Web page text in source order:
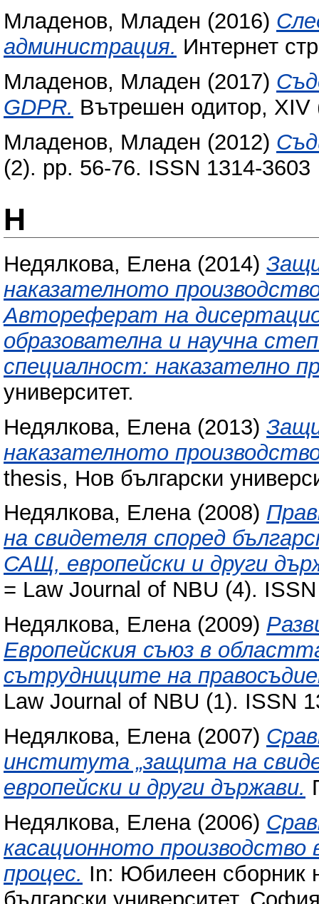
Младенов, Младен (2016)
администрация. Интернет
Младенов, Младен (2017)
GDPR. Вътрешен одитор, XIV
Младенов, Младен (2012)
(2). pp. 56-76. ISSN 1314-3603
Н
Недялкова, Елена(2014)
наказателното
Автореферат на
образователна и научна
специалност: наказателно
университет.
Недялкова, Елена(2013)
наказателното
thesis, Нов български
Недялкова, Елена(2008)
на свидетеля според
САЩ, европейски и други
= Law Journal of NBU (4).
Недялкова, Елена(2009)
Европейския съюз в
сътрудниците на
Law Journal of NBU (1). ISSN
Недялкова, Елена(2007)
института „защита на
европейски и други държави.
Недялкова, Елена(2006)
касационното производство
процес. In: Юбилеен сборник